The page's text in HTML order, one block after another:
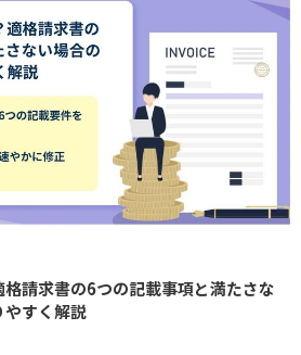
請求書の6つの記載事項と満たさな
やすく解説